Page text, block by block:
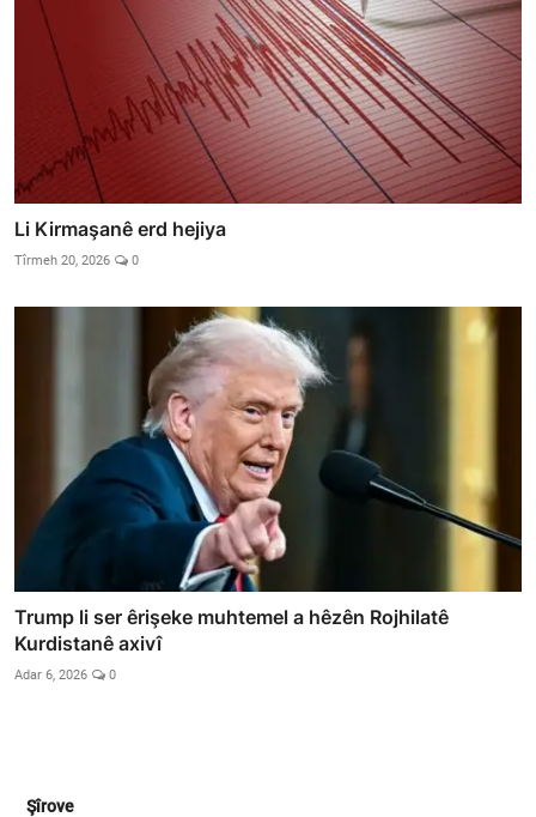
Li Kirmaşanê erd hejiya
Tîrmeh 20, 2026 0
Trump li ser êrişeke muhtemel a hêzên Rojhilatê
Kurdistanê axivî
Adar 6, 2026 0
Şîrove